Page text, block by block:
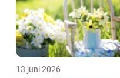
13 juni 2026